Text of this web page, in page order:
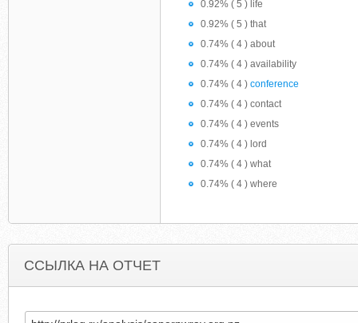
0.92% ( 5 ) life
0.92% ( 5 ) that
0.74% ( 4 ) about
0.74% ( 4 ) availability
0.74% ( 4 ) conference
0.74% ( 4 ) contact
0.74% ( 4 ) events
0.74% ( 4 ) lord
0.74% ( 4 ) what
0.74% ( 4 ) where
ССЫЛКА НА ОТЧЕТ